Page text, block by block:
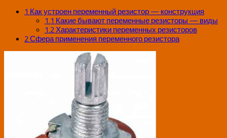
1 Как устроен переменный резистор — конструкция
1.1 Какие бывают переменные резисторы — виды
1.2Характеристики переменных резисторов
2Сфера применения переменного резистора